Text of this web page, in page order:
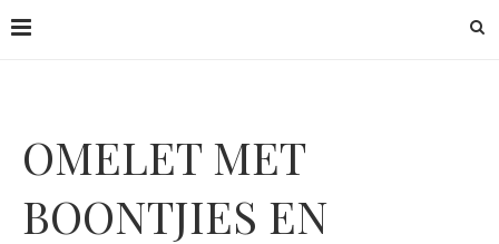
OMELET MET
BOONTJIES EN